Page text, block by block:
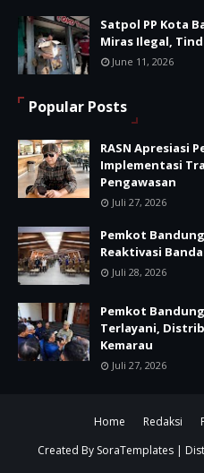
Satpol PP Kota
Miras Ilegal,
June 11, 2026
Popular Posts
RASN Apresiasi
Implementasi
Pengawasan
Juli 27, 2026
Pemkot
Reaktivasi
Juli 28, 2026
Pemkot
Terlayani,
Kemarau
Juli 27, 2026
Home Redaksi
Created By SoraTemplates|